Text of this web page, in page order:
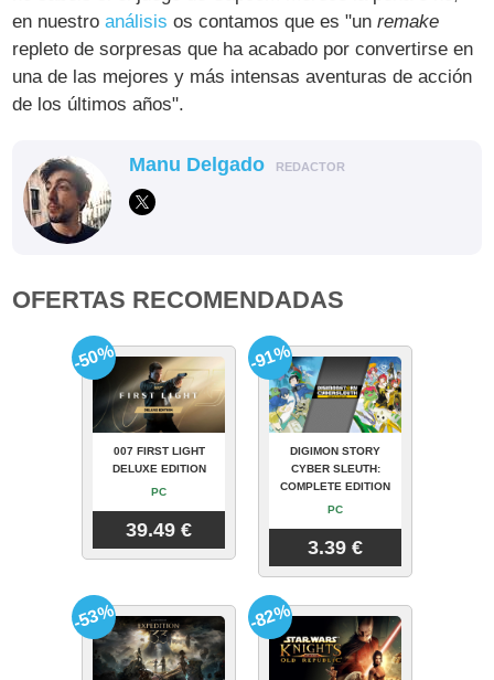
en nuestroanálisis os contamos que es "unremake
repleto de sorpresas que ha acabado por convertirse en
una de las mejores y más intensas aventuras de acción
de los últimos años".
Manu Delgado REDACTOR
OFERTAS RECOMENDADAS
007 FIRST LIGHT
DELUXE EDITION
PC
39.49 €
-50%
DIGIMON STORY
CYBER SLEUTH:
COMPLETE EDITION
PC
3.39 €
-91%
-53% -82%